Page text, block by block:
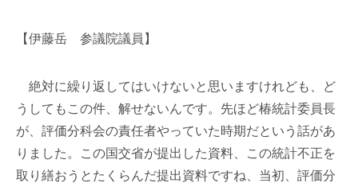
【伊藤岳 参議院議員】
絶対に繰り返してはいけないと思いますけれども、ど
うしてもこの件、解せないんです。先ほど椿統計委員長
が、評価分科会の責任者やっていた時期だという話があ
りました。この国交省が提出した資料、この統計不正を
取り繕おうとたくらんだ提出資料ですね、当初、評価分